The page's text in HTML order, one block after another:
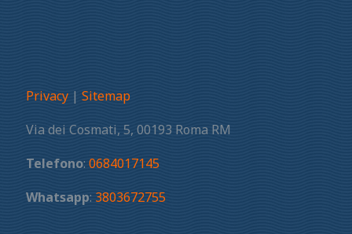
Privacy | Sitemap
Via dei Cosmati, 5, 00193 Roma RM
Telefono: 0684017145
Whatsapp: 3803672755